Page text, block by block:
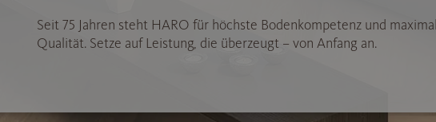
Seit 75 Jahren steht HARO für höchste Bodenkompetenz und
Qualität. Setze auf Leistung, die überzeugt – von Anfang an.